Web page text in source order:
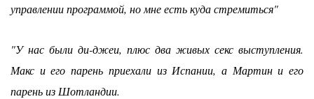
управлении программой, но мне есть куда стремиться"
"У нас были ди-джеи, плюс два живых секс выступления.
Макс и его парень приехали из Испании, а Мартин и его
парень из Шотландии.